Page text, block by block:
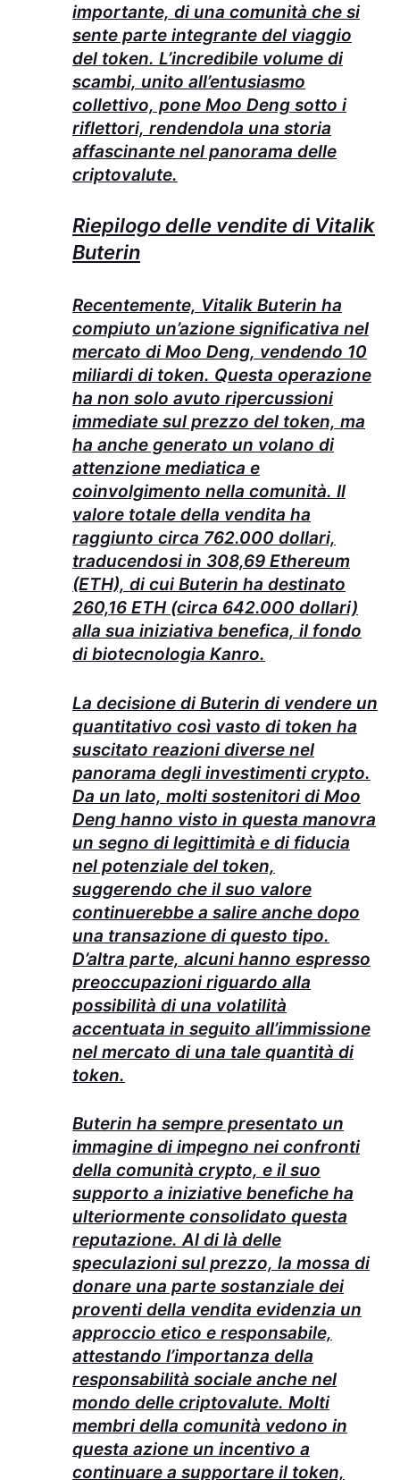
importante, di una comunità che si
sente parte integrante del viaggio
del token. L’incredibile volume di
scambi, unito all’entusiasmo
collettivo, pone Moo Deng sotto i
riflettori, rendendola una storia
affascinante nel panorama delle
criptovalute.
Riepilogo delle vendite di Vitalik
Buterin
Recentemente, Vitalik Buterin ha
compiuto un’azione significativa nel
mercato di Moo Deng, vendendo 10
miliardi di token. Questa operazione
ha non solo avuto ripercussioni
immediate sul prezzo del token, ma
ha anche generato un volano di
attenzione mediatica e
coinvolgimento nella comunità. Il
valore totale della vendita ha
raggiunto circa 762.000 dollari,
traducendosi in 308,69 Ethereum
(ETH), di cui Buterin ha destinato
260,16 ETH (circa 642.000 dollari)
alla sua iniziativa benefica, il fondo
di biotecnologia Kanro.
La decisione di Buterin di vendere un
quantitativo così vasto di token ha
suscitato reazioni diverse nel
panorama degli investimenti crypto.
Da un lato, molti sostenitori di Moo
Deng hanno visto in questa manovra
un segno di legittimità e di fiducia
nel potenziale del token,
suggerendo che il suo valore
continuerebbe a salire anche dopo
una transazione di questo tipo.
D’altra parte, alcuni hanno espresso
preoccupazioni riguardo alla
possibilità di una volatilità
accentuata in seguito all’immissione
nel mercato di una tale quantità di
token.
Buterin ha sempre presentato un
immagine di impegno nei confronti
della comunità crypto, e il suo
supporto a iniziative benefiche ha
ulteriormente consolidato questa
reputazione. Al di là delle
speculazioni sul prezzo, la mossa di
donare una parte sostanziale dei
proventi della vendita evidenzia un
approccio etico e responsabile,
attestando l’importanza della
responsabilità sociale anche nel
mondo delle criptovalute. Molti
membri della comunità vedono in
questa azione un incentivo a
continuare a supportare il token,